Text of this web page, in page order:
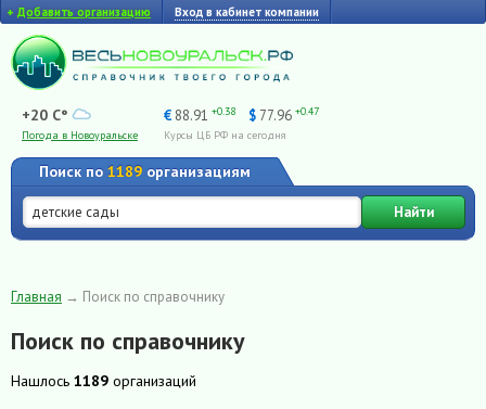
+ Добавить организацию Вход в кабинет компании
+20 C°
Погода в Новоуральске
€ 88.91 +0.38 $ 77.96 +0.47
Курсы ЦБ РФ на сегодня
Поиск по 1189 организациям
Найти
Главная → Поиск по справочнику
Поиск по справочнику
Нашлось 1189 организаций